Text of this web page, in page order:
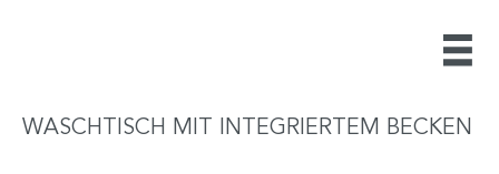
WASCHTISCH MIT INTEGRIERTEM BECKEN